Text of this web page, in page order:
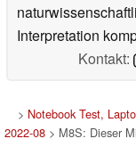
Interpretation
Kontakt:
> Notebook Test,
2022-08 > M8S: Dieser